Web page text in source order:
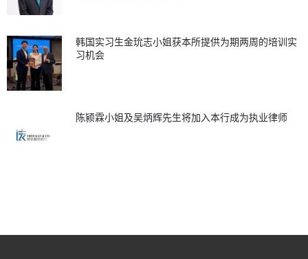
韩国实习生金玧志小姐获本所提供为期两周的培训实
习机会
陈颍霖小姐及吴炳辉先生将加入本行成为执业律师